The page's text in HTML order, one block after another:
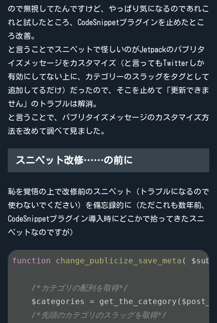
ので無視してたんですけど、やっぱり気になるのであれこ
れと試したところ、CodeSnippetプラグインを止めたとこ
ろ改善。
と言うことでスニペットで怪しいのがJetpackのパブリタ
イズメッセージをカスタマイズ（と言ってもTwitterしか
有効にしてない上に、カテゴリーのスラッグをタグとして
追加してるだけ）だったので、そこを止めて「更新できま
せん」のトラブルは解消。
と言うことで、パブリタイズメッセージのカスタマイズ方
法を改めて調べて見ました。
スニペット改修……の前に
恥を覚悟の上で改修前のスニペット（トラブルになるので
使わないでください）を備忘録的に（ただこれも数年前、
CodeSnippetプラグイン導入時にどこかで拾ってきたスニ
ペットなのですが）
function change_publicize_save_meta (
/*カテゴリの配列を取得*/
$categories =
/*先頭のカテゴリのスラッグを取得*/